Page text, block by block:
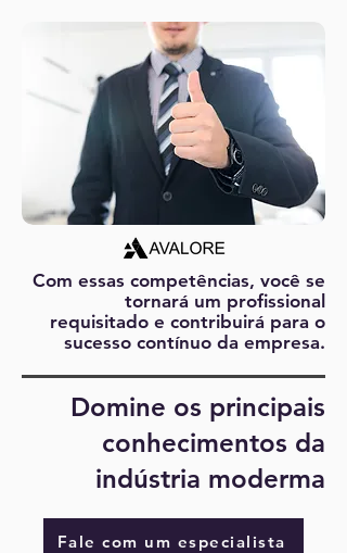
Com essas competências, você se
tornará um profissional
requisitado e contribuirá para o
sucesso contínuo da empresa.
Domine os principais
conhecimentos da
indústria moderma
Fale com um especialista